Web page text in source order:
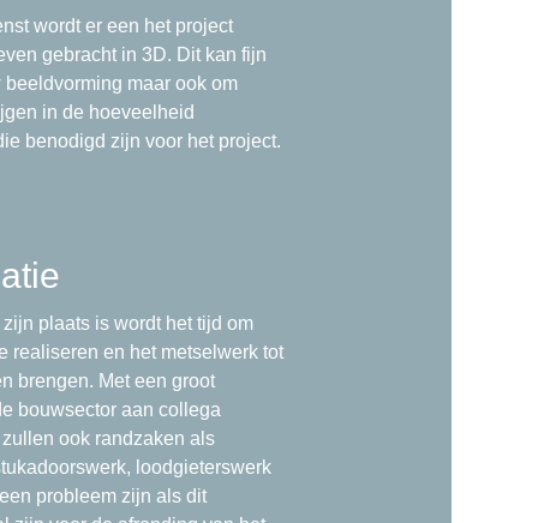
wordt er een het project
gebracht in 3D. Dit kan fijn
beeldvorming maar ook om
in de hoeveelheid
benodigd zijn voor het project.
plaats is wordt het tijd om
realiseren en het metselwerk tot
brengen. Met een groot
bouwsector aan collega
ook randzaken als
loodgieterswerk
probleem zijn als dit